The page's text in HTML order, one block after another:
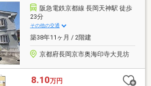
阪急電鉄京都線 長岡天神駅 徒歩
23分
その他の交通
築38年11ヶ月 / 2階建
京都府長岡京市奥海印寺大見坊
8.10万円